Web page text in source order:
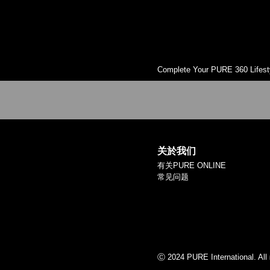
Complete Your PURE 360
关於我们
有关PURE ONLINE
常见问题
Ⓒ 2024 PURE International. All